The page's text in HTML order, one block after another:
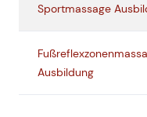
Sportmassage
Ausbildung